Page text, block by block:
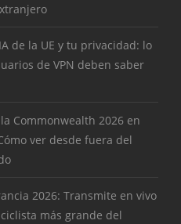
de la UE y tu privacidad: lo
de VPN deben saber
Commonwealth 2026 en
ver desde fuera del
2026: Transmite en vivo
más grande del